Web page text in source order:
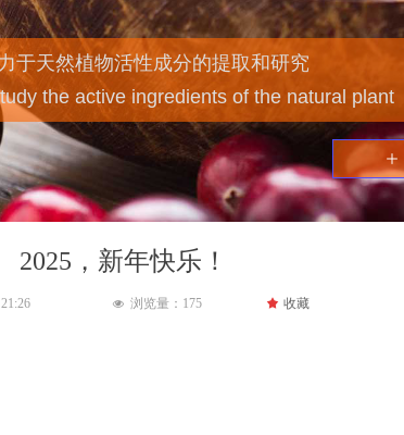
FROM NATURAL PLANT
源自天然药用植物的活性成分
2025，新年快乐！
넶 浏览量： 175 끄 收藏
21:26